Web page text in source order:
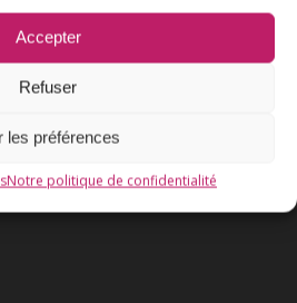
Accepter
Refuser
les préférences
Notre politique de confidentialité